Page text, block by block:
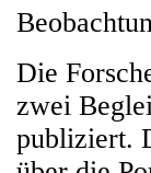
Die
zwei
publiziert.